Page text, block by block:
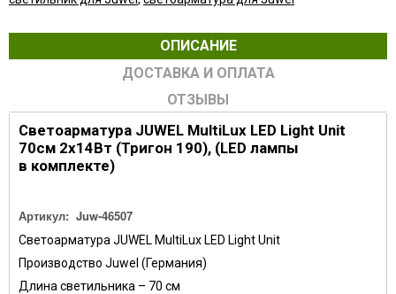
ОПИСАНИЕ
ДОСТАВКА И ОПЛАТА
ОТЗЫВЫ
Светоарматура JUWEL MultiLux LED Light Unit
70см 2х14Вт (Тригон 190), (LED лампы
в комплекте)
Артикул: Juw-46507
Светоарматура JUWEL MultiLux LED Light Unit
Производство Juwel (Германия)
Длина светильника – 70 см